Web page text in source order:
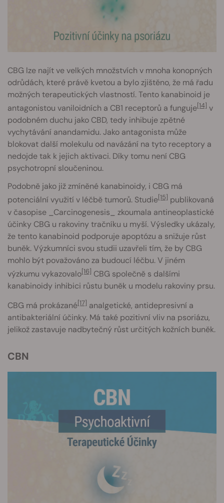
CBG lze najít ve velkých množstvích v mnoha konopných
odrůdách, které právě kvetou a bylo zjištěno, že má řadu
možných terapeutických vlastností. Tento kanabinoid je
antagonistou vaniloidních a CB1 receptorů a funguje[14] v
podobném duchu jako CBD, tedy inhibuje zpětné
vychytávání anandamidu. Jako antagonista může
blokovat další molekulu od navázání na tyto receptory a
nedojde tak k jejich aktivaci. Díky tomu není CBG
psychotropní sloučeninou.
Podobně jako již zmíněné kanabinoidy, i CBG má
potenciální využití v léčbě tumorů. Studie[15] publikovaná
v časopise _Carcinogenesis_ zkoumala antineoplastické
účinky CBG u rakoviny tračníku u myší. Výsledky ukázaly,
že tento kanabinoid podporuje apoptózu a snižuje růst
buněk. Výzkumníci svou studii uzavřeli tím, že by CBG
mohlo být považováno za budoucí léčbu. V jiném
výzkumu vykazovalo[16] CBG společně s dalšími
kanabinoidy inhibici růstu buněk u modelu rakoviny prsu.
CBG má prokázané[17] analgetické, antidepresivní a
antibakteriální účinky. Má také pozitivní vliv na psoriázu,
jelikož zastavuje nadbytečný růst určitých kožních buněk.
CBN